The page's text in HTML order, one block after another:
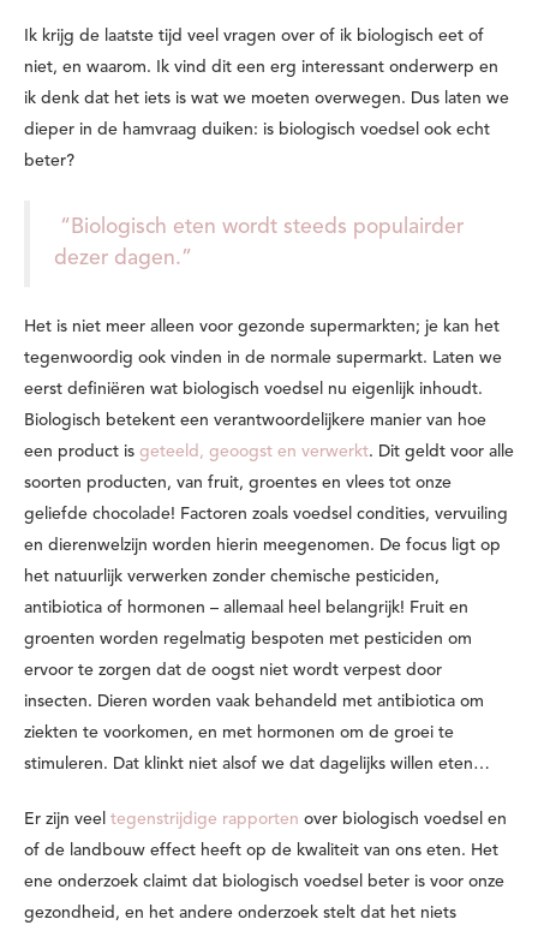
Ik krijg de laatste tijd veel vragen over of ik biologisch eet of
niet, en waarom. Ik vind dit een erg interessant onderwerp en
ik denk dat het iets is wat we moeten overwegen. Dus laten we
dieper in de hamvraag duiken: is biologisch voedsel ook echt
beter?
“Biologisch eten wordt steeds populairder
dezer dagen.”
Het is niet meer alleen voor gezonde supermarkten; je kan het
tegenwoordig ook vinden in de normale supermarkt. Laten we
eerst definiëren wat biologisch voedsel nu eigenlijk inhoudt.
Biologisch betekent een verantwoordelijkere manier van hoe
een product is geteeld, geoogst en verwerkt. Dit geldt voor alle
soorten producten, van fruit, groentes en vlees tot onze
geliefde chocolade! Factoren zoals voedsel condities, vervuiling
en dierenwelzijn worden hierin meegenomen. De focus ligt op
het natuurlijk verwerken zonder chemische pesticiden,
antibiotica of hormonen – allemaal heel belangrijk! Fruit en
groenten worden regelmatig bespoten met pesticiden om
ervoor te zorgen dat de oogst niet wordt verpest door
insecten. Dieren worden vaak behandeld met antibiotica om
ziekten te voorkomen, en met hormonen om de groei te
stimuleren. Dat klinkt niet alsof we dat dagelijks willen eten…
Er zijn veel tegenstrijdige rapporten over biologisch voedsel en
of de landbouw effect heeft op de kwaliteit van ons eten. Het
ene onderzoek claimt dat biologisch voedsel beter is voor onze
gezondheid, en het andere onderzoek stelt dat het niets